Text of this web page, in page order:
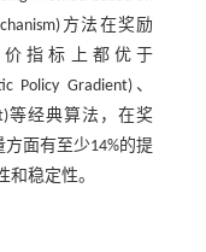
方法在奖励
指标上都优于
Policy Gradient)、
等经典算法，在奖
面有至少14%的提
和稳定性。